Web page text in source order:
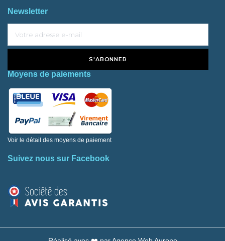
Newsletter
S'ABONNER
Moyens de paiements
Voir le détail des moyens de paiement
Suivez nous sur Facebook